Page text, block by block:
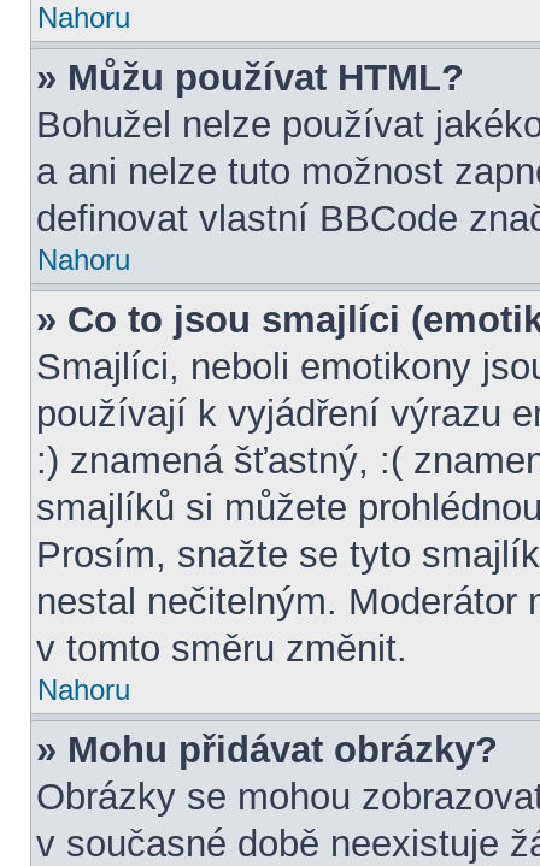
Nahoru
» Můžu používat HTML?
Bohužel nelze používat
a ani nelze tuto možnost
definovat vlastní BBCode
Nahoru
» Co to jsou smajlíci
Smajlíci, neboli emotikony
používají k vyjádření výrazu
:) znamená šťastný, :(
smajlíků si můžete
Prosím, snažte se tyto
nestal nečitelným.
v tomto směru změnit.
Nahoru
» Mohu přidávat obrázky?
Obrázky se mohou
v současné době neexistuje